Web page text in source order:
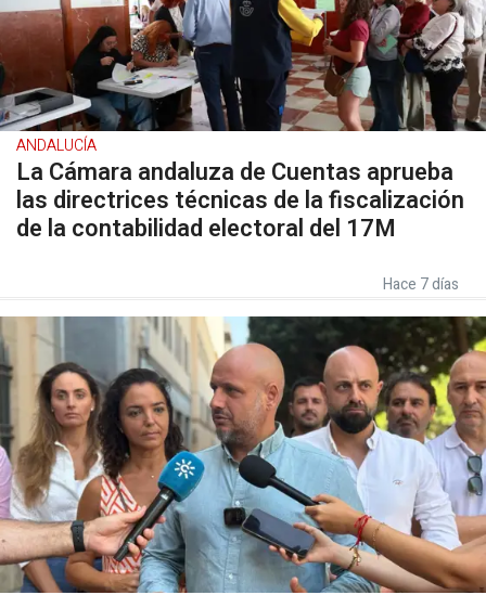
ANDALUCÍA
La Cámara andaluza de Cuentas aprueba
las directrices técnicas de la fiscalización
de la contabilidad electoral del 17M
Hace 7 días